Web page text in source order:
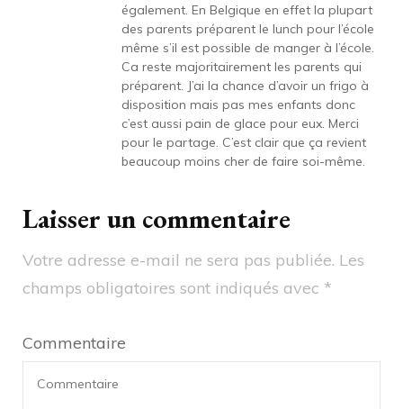
également. En Belgique en effet la plupart
des parents préparent le lunch pour l’école
même s’il est possible de manger à l’école.
Ca reste majoritairement les parents qui
préparent. J’ai la chance d’avoir un frigo à
disposition mais pas mes enfants donc
c’est aussi pain de glace pour eux. Merci
pour le partage. C’est clair que ça revient
beaucoup moins cher de faire soi-même.
Laisser un commentaire
Votre adresse e-mail ne sera pas publiée. Les
champs obligatoires sont indiqués avec *
Commentaire